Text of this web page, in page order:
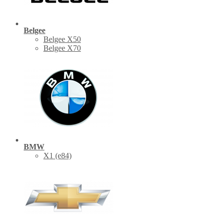
Belgee
Belgee X50
Belgee X70
BMW
X1 (е84)